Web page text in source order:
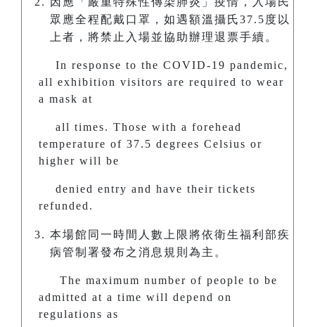
眾應全程配戴口罩，如遇額溫攝氏37.5度以
上者，將禁止入場並協助辦理退票手續。
In response to the COVID-19 pandemic,
all exhibition visitors are required to wear
a mask at
all times. Those with a forehead
temperature of 37.5 degrees Celsius or
higher will be
denied entry and have their tickets
refunded.
本場館同一時間人數上限將依衛生福利部疾
病管制署發布之消息規則為主。
The maximum number of people to be
admitted at a time will depend on
regulations as